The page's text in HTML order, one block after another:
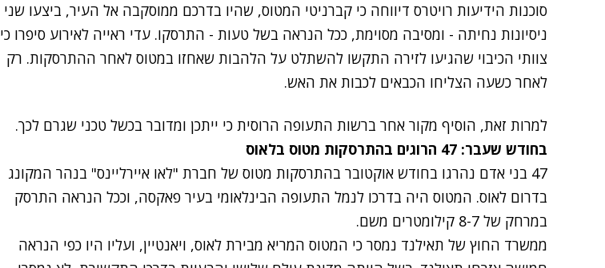
סוכנות הידיעות רויטרס דיווחה כי קברניטי המטוס, שהיו בדרכם ממוסקבה אל העיר, ביצעו שני
ניסיונות נחיתה - ומסיבה מסוימת, ככל הנראה בשל טעות - התרסקו. עדי ראייה לאירוע סיפרו כי
צוותי הכיבוי שהגיעו לזירה התקשו להשתלט על הלהבות שאחזו במטוס לאחר ההתרסקות. רק
לאחר כשעה הצליחו הכבאים לכבות את האש.
למרות זאת, הוסיף מקור אחר ברשות התעופה הרוסית כי ייתכן ומדובר בכשל טכני שגרם לכך.
בחודש שעבר: 47 הרוגים בהתרסקות מטוס בלאוס
47 בני אדם נהרגו בחודש אוקטובר בהתרסקות מטוס של חברת "לאו איירליינס" בנהר המקונג
בדרום לאוס. המטוס היה בדרכו לנמל התעופה הבינלאומי בעיר פאקסה, וככל הנראה התרסק
במרחק של 8-7 קילומטרים משם.
ממשרד החוץ של תאילנד נמסר כי המטוס המריא מבירת לאוס, ויאנטיין, ועליו היו כפי הנראה